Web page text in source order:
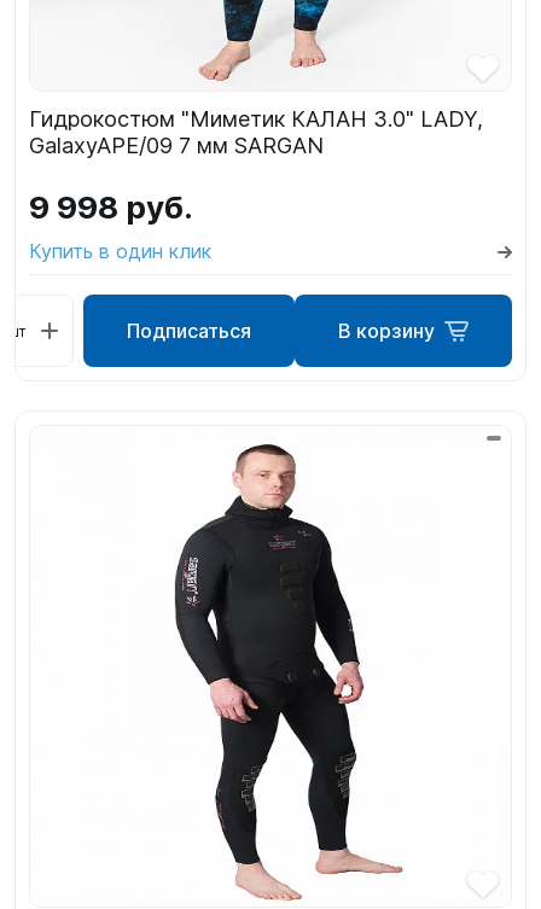
Гидрокостюм "Миметик КАЛАН 3.0" LADY,
GalaxyAPE/09 7 мм SARGAN
9 998 руб.
Купить в один клик
шт Подписаться В корзину